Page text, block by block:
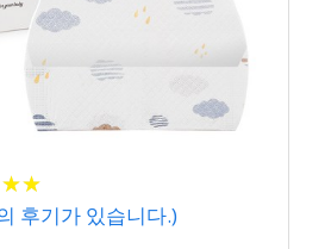
★★
★★
후기가 있습니다.)